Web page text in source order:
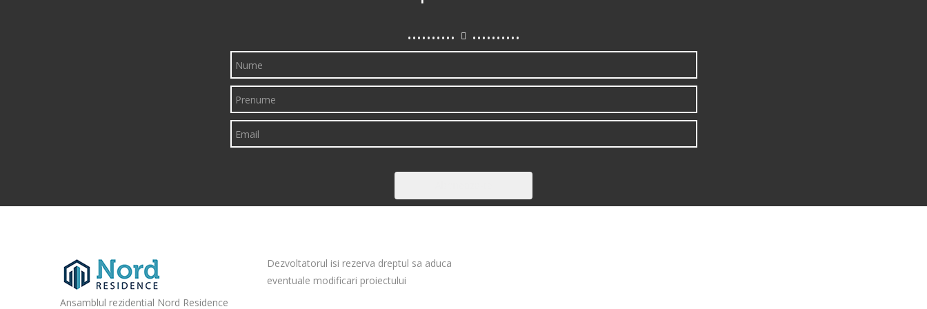
.......... ..........
Ansamblul rezidential Nord Residence
Dezvoltatorul isi rezerva dreptul sa aduca
eventuale modificari proiectului